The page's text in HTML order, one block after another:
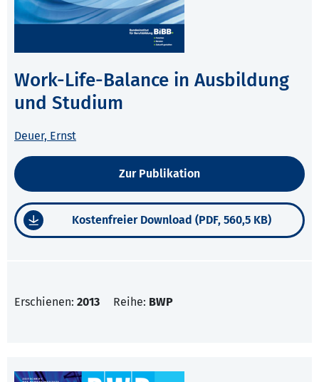
Work-Life-Balance in Ausbildung
und Studium
Deuer, Ernst
Zur Publikation
Kostenfreier Download (PDF, 560,5 KB)
Erschienen: 2013 Reihe: BWP